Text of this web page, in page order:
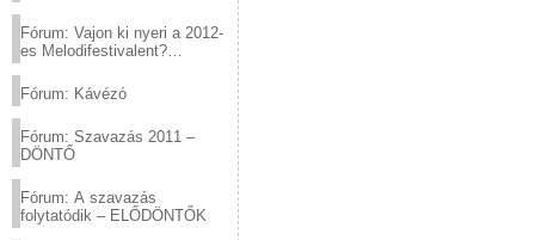
Fórum: Vajon ki nyeri a 2012-
es Melodifestivalent?
Fórum: Kávézó
Fórum: Szavazás 2011 –
DÖNTŐ
Fórum: A szavazás
folytatódik – ELŐDÖNTŐK